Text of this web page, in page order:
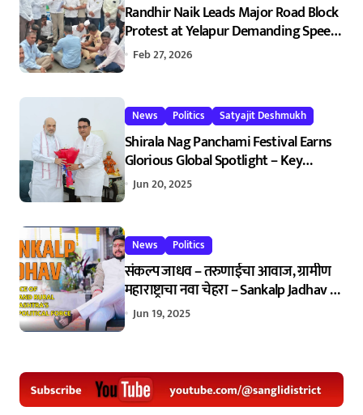
Randhir Naik Leads Major Road Block
Protest at Yelapur Demanding Speed
Breakers on Karad–Malkapur
नागरिकांचा संताप
Feb 27, 2026
News Politics Satyajit Deshmukh
Shirala Nag Panchami Festival Earns
Glorious Global Spotlight – Key
Demands Confidently Presented to
Jun 20, 2025
News Politics
संकल्प जाधव – तरुणाईचा आवाज, ग्रामीण
महाराष्ट्राचा नवा चेहरा – Sankalp Jadhav –
The Positive Voice of Youth and Rural
Jun 19, 2025